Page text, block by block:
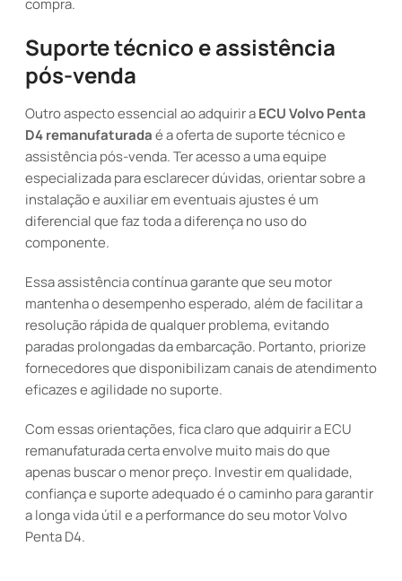
compra.
Suporte técnico e assistência
pós-venda
Outro aspecto essencial ao adquirir aECU Volvo Penta
D4 remanufaturadaé a oferta de suporte técnico e
assistência pós-venda. Ter acesso a uma equipe
especializada para esclarecer dúvidas, orientar sobre a
instalação e auxiliar em eventuais ajustes é um
diferencial que faz toda a diferença no uso do
componente.
Essa assistência contínua garante que seu motor
mantenha o desempenho esperado, além de facilitar a
resolução rápida de qualquer problema, evitando
paradas prolongadas da embarcação. Portanto, priorize
fornecedores que disponibilizam canais de atendimento
eficazes e agilidade no suporte.
Com essas orientações, fica claro que adquirir a ECU
remanufaturada certa envolve muito mais do que
apenas buscar o menor preço. Investir em qualidade,
confiança e suporte adequado é o caminho para garantir
a longa vida útil e a performance do seu motor Volvo
Penta D4.